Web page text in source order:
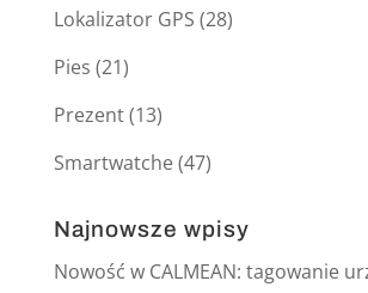
Lokalizator GPS (28)
Pies (21)
Prezent(13)
Smartwatche(47)
Najnowsze wpisy
Nowość w CALMEAN: tagowanie